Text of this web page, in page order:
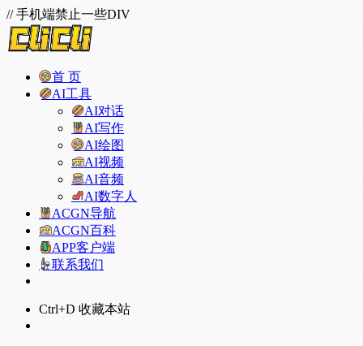
// 手机端禁止一些DIV
首 页
AI工具
AI对话
AI写作
AI绘图
AI视频
AI音频
AI数字人
ACGN导航
ACGN百科
APP客户端
联系我们
Ctrl+D 收藏本站